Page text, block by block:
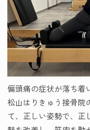
偏頭痛の症状が落ち着
松山はりきゅう接骨院
て、正しい姿勢で、